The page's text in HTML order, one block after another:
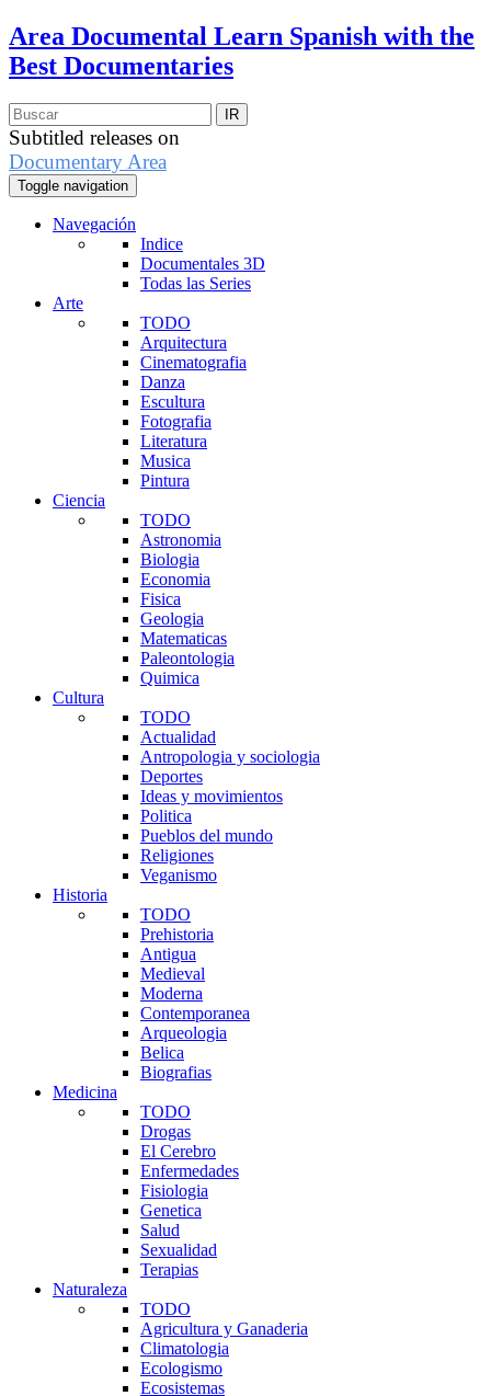
Area Documental Learn Spanish with the
Best Documentaries
Subtitled releases on
Documentary Area
Toggle navigation
Navegación
Indice
Documentales 3D
Todas las Series
Arte
TODO
Arquitectura
Cinematografia
Danza
Escultura
Fotografia
Literatura
Musica
Pintura
Ciencia
TODO
Astronomia
Biologia
Economia
Fisica
Geologia
Matematicas
Paleontologia
Quimica
Cultura
TODO
Actualidad
Antropologia y sociologia
Deportes
Ideas y movimientos
Politica
Pueblos del mundo
Religiones
Veganismo
Historia
TODO
Prehistoria
Antigua
Medieval
Moderna
Contemporanea
Arqueologia
Belica
Biografias
Medicina
TODO
Drogas
El Cerebro
Enfermedades
Fisiologia
Genetica
Salud
Sexualidad
Terapias
Naturaleza
TODO
Agricultura y Ganaderia
Climatologia
Ecologismo
Ecosistemas